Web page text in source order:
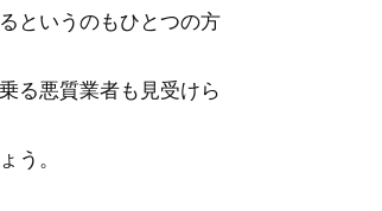
というのもひとつの方
る悪質業者も見受けら
う。